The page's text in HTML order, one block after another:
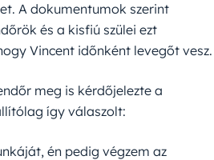
A dokumentumok szerint
és a kisfiú szülei ezt
Vincent időnként levegőt vesz.
meg is kérdőjelezte a
így válaszolt:
én pedig végzem az